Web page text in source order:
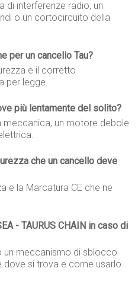
di interferenze radio, un
o un cortocircuito della
per un cancello Tau?
e il corretto
per legge.
più lentamente del solito?
meccanica, un motore debole
che un cancello deve
e la Marcatura CE che ne
- TAURUS CHAIN in caso di
un meccanismo di sblocco
dove si trova e come usarlo.